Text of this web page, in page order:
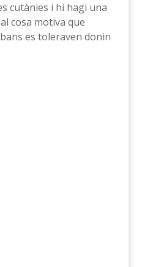
cutànies i hi hagi una
cosa motiva que
es toleraven donin